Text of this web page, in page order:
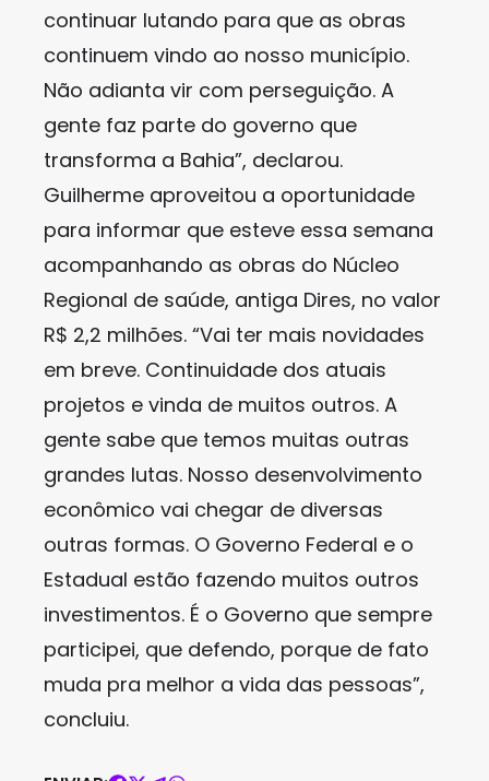
continuar lutando para que as obras
continuem vindo ao nosso município.
Não adianta vir com perseguição. A
gente faz parte do governo que
transforma a Bahia”, declarou.
Guilherme aproveitou a oportunidade
para informar que esteve essa semana
acompanhando as obras do Núcleo
Regional de saúde, antiga Dires, no valor
R$ 2,2 milhões. “Vai ter mais novidades
em breve. Continuidade dos atuais
projetos e vinda de muitos outros. A
gente sabe que temos muitas outras
grandes lutas. Nosso desenvolvimento
econômico vai chegar de diversas
outras formas. O Governo Federal e o
Estadual estão fazendo muitos outros
investimentos. É o Governo que sempre
participei, que defendo, porque de fato
muda pra melhor a vida das pessoas”,
concluiu.